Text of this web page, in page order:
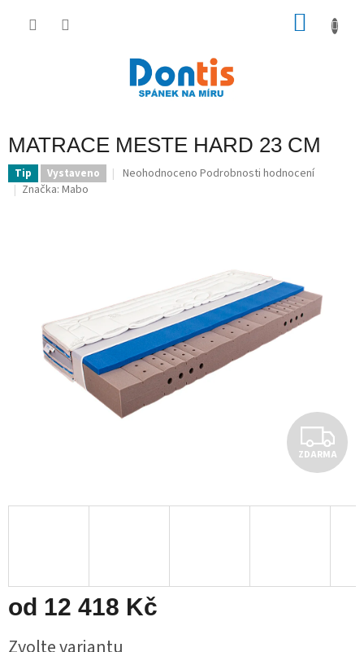
MATRACE MESTE HARD 23 CM
Tip Vystaveno
Průměrné
Neohodnoceno Podrobnosti hodnocení
Značka: Mabo
Z
D
A
ZDARMA
od 12 418 Kč